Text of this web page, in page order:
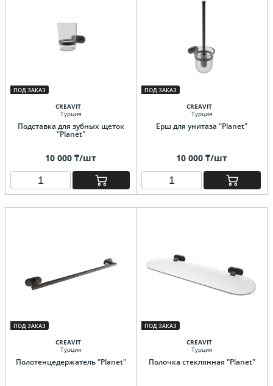
ПОД ЗАКАЗ
CREAVIT
Турция
Подставка для зубных щеток
"Planet"
10 000 ₸/шт
ПОД ЗАКАЗ
CREAVIT
Турция
Ерш для унитаза "Planet"
10 000 ₸/шт
ПОД ЗАКАЗ
CREAVIT
Турция
Полотенцедержатель "Planet"
ПОД ЗАКАЗ
CREAVIT
Турция
Полочка стеклянная "Planet"